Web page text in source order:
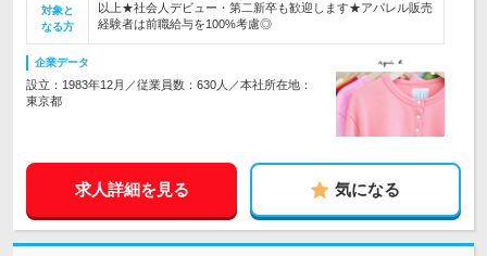
対象と
なる方
以上★社会人デビュー・第二新卒も歓迎します★アパレル販売
経験者は前職給与を100%考慮◎
企業データ
設立：1983年12月／従業員数：630人／本社所在地：
東京都
求人詳細を見る 気になる